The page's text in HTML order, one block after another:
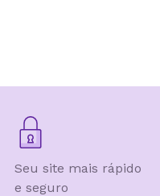
Seu site mais rápido
e seguro